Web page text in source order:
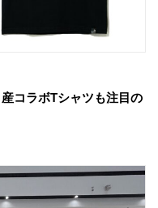
コラボTシャツも注目の